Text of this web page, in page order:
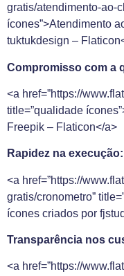
gratis/atendimento-ao-
ícones”>Atendimento
tuktukdesign –
Compromisso com a
<a href=”https://
title=”qualidade
Freepik – Flaticon</a>
Rapidez na execução:
<a href=”https://
gratis/cronometro”
ícones criados por
Transparência nos
<a href=”https://